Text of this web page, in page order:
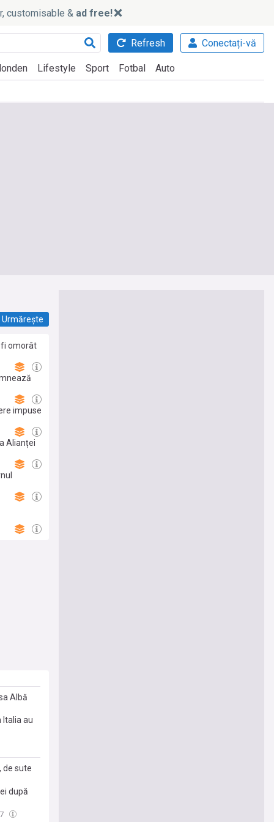
customisable & ad free!
Refresh Conectați-vă
Lifestyle Sport Fotbal Auto
Urmărește
fi omorât
impuse
Alianței
Albă
Italia au
de sute
după